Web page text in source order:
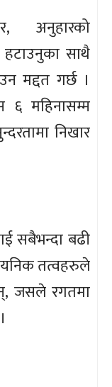
अनुहारको
साथै
मद्दत गर्छ ।
६ महिनासम्म
निखार
सबैभन्दा बढी
तत्वहरुले
जसले रगतमा